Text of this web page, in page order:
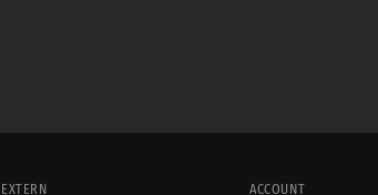
EXTERN
ACCOUNT